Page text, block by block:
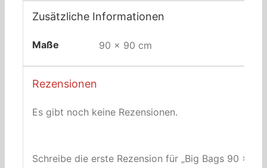
Zusätzliche Informationen
Maße 90 × 90 cm
Rezensionen
Es gibt noch keine Rezensionen.
Schreibe die erste Rezension für „Big Bags 90 x